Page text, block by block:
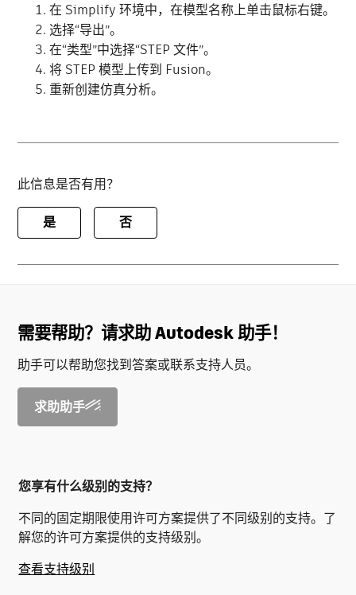
在 Simplify 环境中，在模型名称上单击鼠标右键。
选择“导出”。
在“类型”中选择“STEP 文件”。
将 STEP 模型上传到 Fusion。
重新创建仿真分析。
此信息是否有用？
是 否
需要帮助？请求助 Autodesk 助手！
助手可以帮助您找到答案或联系支持人员。
求助助手
您享有什么级别的支持？
不同的固定期限使用许可方案提供了不同级别的支持。了
解您的许可方案提供的支持级别。
查看支持级别